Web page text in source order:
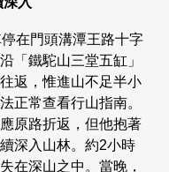
在門頭溝潭王路十字
「鐵駝山三堂五缸」
返，惟進山不足半小
正常查看行山指南。
原路折返，但他抱著
深入山林。約2小時
在深山之中。當晚，